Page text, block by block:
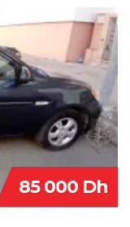
85 000 Dh